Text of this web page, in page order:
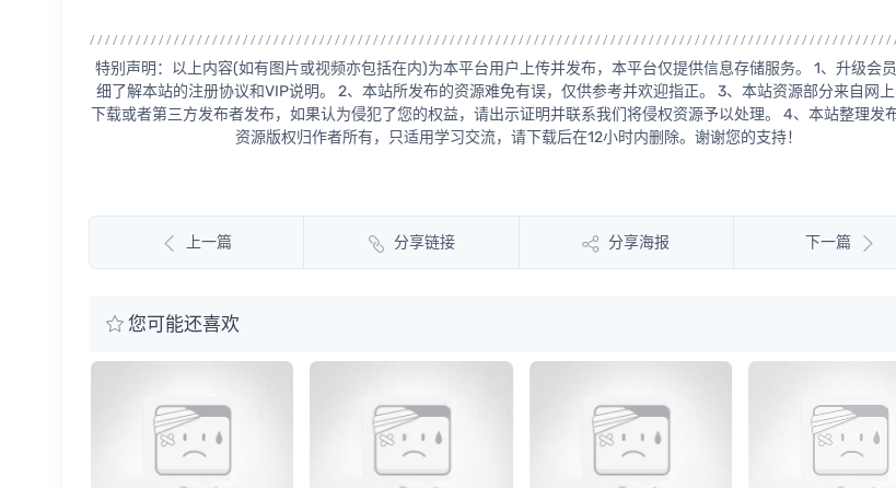
特别声明：以上内容(如有图片或视频亦包括在内)为本平台用户上传并发布，本平台仅提供信息存储服务。 1、升级会
细了解本站的注册协议和VIP说明。 2、本站所发布的资源难免有误，仅供参考并欢迎指正。 3、本站资源部分来自网
下载或者第三方发布者发布，如果认为侵犯了您的权益，请出示证明并联系我们将侵权资源予以处理。 4、本站整理发
资源版权归作者所有，只适用学习交流，请下载后在12小时内删除。谢谢您的支持！
上一篇 分享链接 分享海报 下一篇
您可能还喜欢